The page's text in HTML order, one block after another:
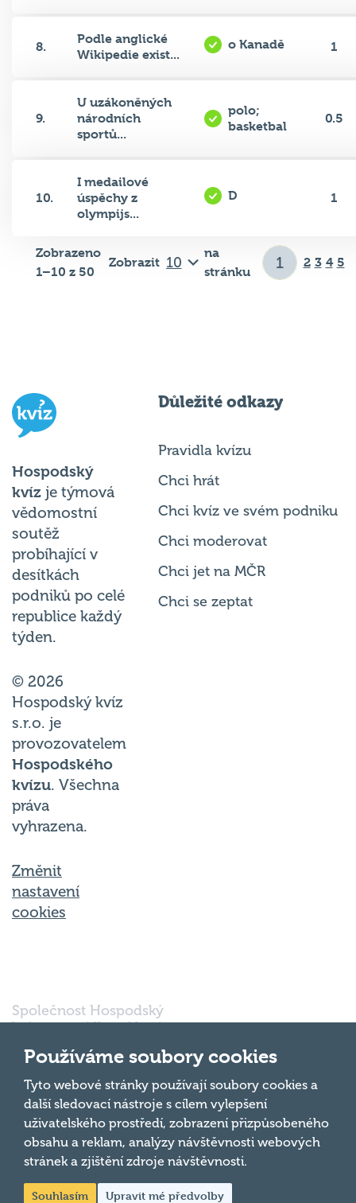
8.
Podle anglické
Wikipedie exist...
o Kanadě 1
9.
U uzákoněných
národních
sportů...
polo;
basketbal
0.5
10.
I medailové
úspěchy z
olympijs...
D 1
Zobrazeno
1–10 z 50
Zobrazit
na
stránku
2 3 4 5
Hospodský
kvíz je týmová
vědomostní
soutěž
probíhající v
desítkách
podniků po celé
republice každý
týden.
© 2026
Hospodský kvíz
s.r.o. je
provozovatelem
Hospodského
kvízu. Všechna
práva
vyhrazena.
Změnit
nastavení
cookies
Důležité odkazy
Pravidla kvízu
Chci hrát
Chci kvíz ve svém podniku
Chci moderovat
Chci jet na MČR
Chci se zeptat
Společnost Hospodský
kvíz s.r.o., sídlem Nové
602 00 Brno, IČ:
03980138, DIČ:
CZ03980138 je vedena
pod spisovou značkou
a oddílem 90428 C u
Krajského soudu v
Brně.
Nahoru
Používáme soubory cookies
Tyto webové stránky používají soubory cookies a
další sledovací nástroje s cílem vylepšení
uživatelského prostředí, zobrazení přizpůsobeného
obsahu a reklam, analýzy návštěvnosti webových
stránek a zjištění zdroje návštěvnosti.
Souhlasím Upravit mé předvolby